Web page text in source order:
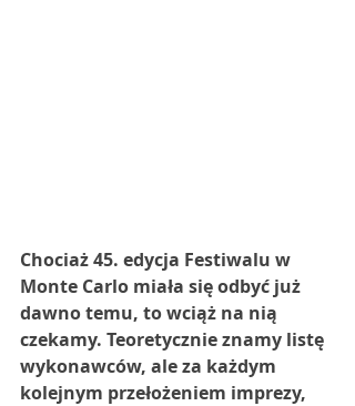
Chociaż 45. edycja Festiwalu w
Monte Carlo miała się odbyć już
dawno temu, to wciąż na nią
czekamy. Teoretycznie znamy listę
wykonawców, ale za każdym
kolejnym przełożeniem imprezy,